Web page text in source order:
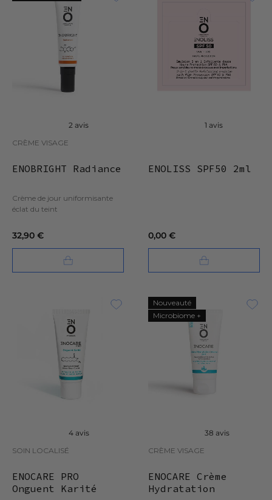
2 avis
CRÈME VISAGE
ENOBRIGHT Radiance
Crème de jour uniformisante
éclat du teint
32,90 €
1 avis
ENOLISS SPF50 2ml
0,00 €
4 avis
SOIN LOCALISÉ
ENOCARE PRO
Onguent Karité
Nouveauté
Microbiome +
38 avis
CRÈME VISAGE
ENOCARE Crème
Hydratation